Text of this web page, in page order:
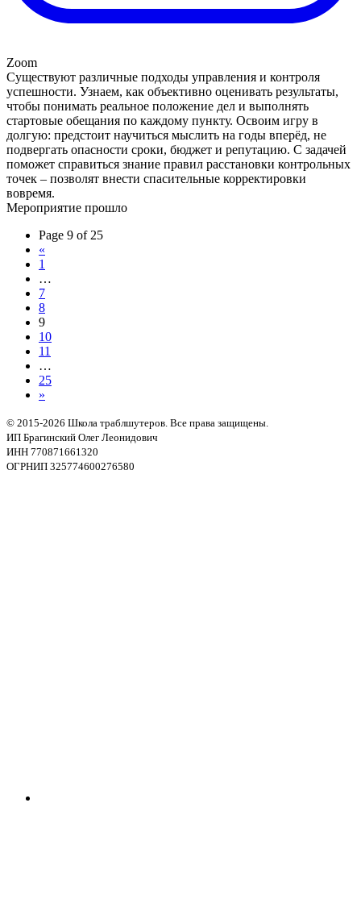
Zoom
Существуют различные подходы управления и контроля
успешности. Узнаем, как объективно оценивать результаты,
чтобы понимать реальное положение дел и выполнять
стартовые обещания по каждому пункту. Освоим игру в
долгую: предстоит научиться мыслить на годы вперёд, не
подвергать опасности сроки, бюджет и репутацию. С задачей
поможет справиться знание правил расстановки контрольных
точек – позволят внести спасительные корректировки
вовремя.
Мероприятие прошло
Page 9 of 25
«
1
…
7
8
9
10
11
…
25
»
© 2015-2026 Школа траблшутеров. Все права защищены.
ИП Брагинский Олег Леонидович
ИНН 770871661320
ОГРНИП 325774600276580